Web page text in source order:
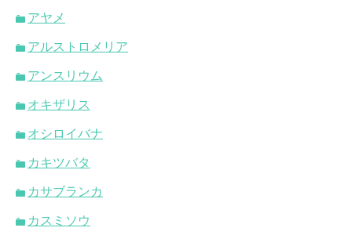
アヤメ
アルストロメリア
アンスリウム
オキザリス
オシロイバナ
カキツバタ
カサブランカ
カスミソウ